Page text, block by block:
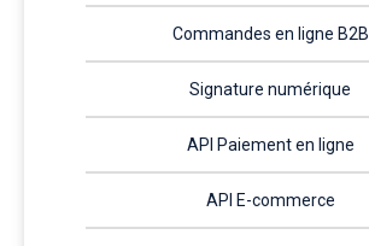
Commandes en ligne B2B
Signature numérique
API Paiement en ligne
API E-commerce